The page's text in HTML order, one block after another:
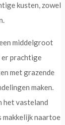
kusten, zowel
middelgroot
er prachtige
met grazende
maken.
het vasteland
makkelijk naartoe